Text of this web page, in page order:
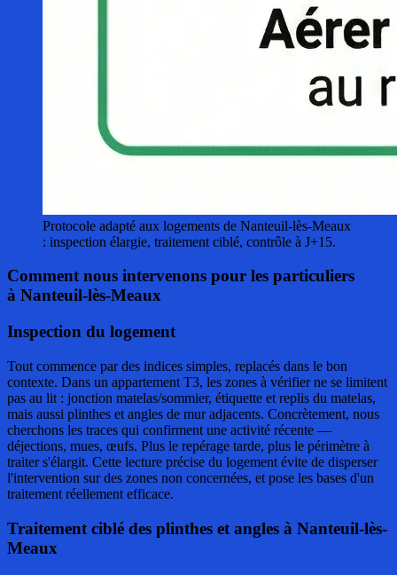
Protocole adapté aux logements de Nanteuil-lès-Meaux
: inspection élargie, traitement ciblé, contrôle à J+15.
Comment nous intervenons pour les particuliers
à Nanteuil-lès-Meaux
Inspection du logement
Tout commence par des indices simples, replacés dans le bon
contexte. Dans un appartement T3, les zones à vérifier ne se limitent
pas au lit : jonction matelas/sommier, étiquette et replis du matelas,
mais aussi plinthes et angles de mur adjacents. Concrètement, nous
cherchons les traces qui confirment une activité récente —
déjections, mues, œufs. Plus le repérage tarde, plus le périmètre à
traiter s'élargit. Cette lecture précise du logement évite de disperser
l'intervention sur des zones non concernées, et pose les bases d'un
traitement réellement efficace.
Traitement ciblé des plinthes et angles à Nanteuil-lès-
Meaux